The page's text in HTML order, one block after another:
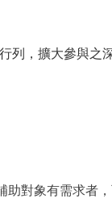
列，擴大參與之
助對象有需求者，